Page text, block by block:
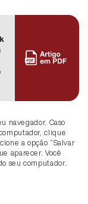
navegador. Caso
clique
a opção “Salvar
aparecer. Você
seu computador.